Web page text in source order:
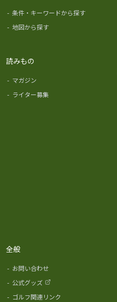
- 条件・キーワードから探す
- 地図から探す
読みもの
- マガジン
- ライター募集
全般
- お問い合わせ
- 公式グッズ
- ゴルフ関連リンク